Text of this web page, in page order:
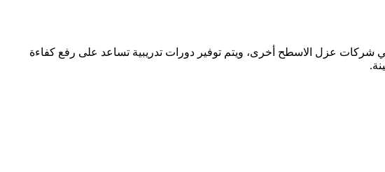
عزل الاسطح أخرى، ويتم توفير دورات تدريبية تساعد على رفع كفاءة